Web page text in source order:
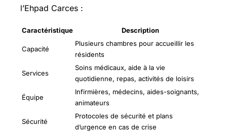
l’Ehpad Carces :
Caractéristique Description
Capacité
Plusieurs chambres pour accueillir les
résidents
Services
Soins médicaux, aide à la vie
quotidienne, repas, activités de loisirs
Équipe
Infirmières, médecins, aides-soignants,
animateurs
Sécurité
Protocoles de sécurité et plans
d’urgence en cas de crise